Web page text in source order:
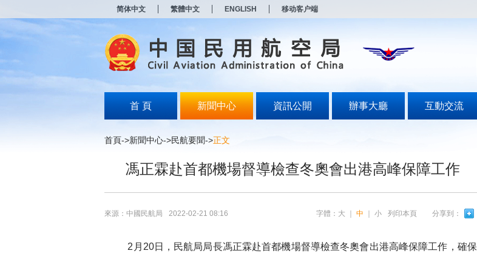
简体中文 繁體中文 ENGLISH 移动客户端
首 頁 新聞中心 資訊公開 辦事大廳 互動交流
首頁->新聞中心->民航要聞->正文
馮正霖赴首都機場督導檢查冬奧會出港高峰保障工作
來源：中國民航局 2022-02-21 08:16 分享到：
列印本頁
字體： 大 中 小
2 月 20日，民航局局長馮正霖赴首都機場督導檢查冬奧會出港高峰保障工作，確保
打
无
障